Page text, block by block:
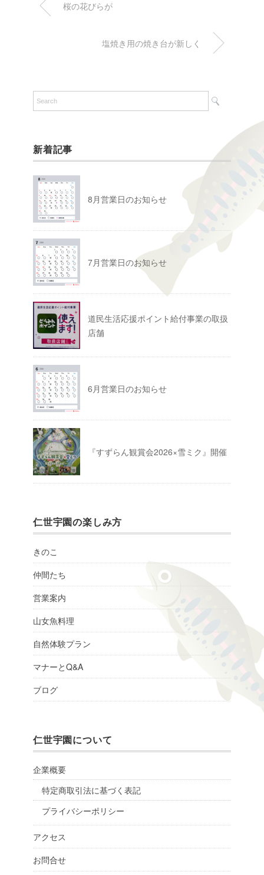
桜の花びらが
塩焼き用の焼き台が新しく
新着記事
8月営業日のお知らせ
7月営業日のお知らせ
道民生活応援ポイント給付事業の取扱
店舗
6月営業日のお知らせ
『すずらん観賞会2026×雪ミク』開催
仁世宇園の楽しみ方
きのこ
仲間たち
営業案内
山女魚料理
自然体験プラン
マナーとQ&A
ブログ
仁世宇園について
企業概要
特定商取引法に基づく表記
プライバシーポリシー
アクセス
お問合せ